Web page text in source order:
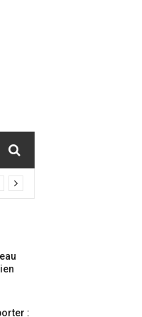
: